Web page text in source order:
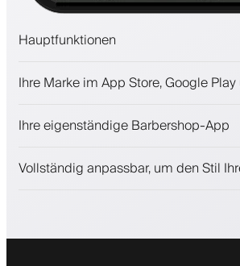
Hauptfunktionen
Zahlungen, Kaution
Binden Sie Kunden mit einem
Ihre Marke im App Store, Google
Ihre eigenständige Barbershop-App
Vollständig anpassbar, um den Stil